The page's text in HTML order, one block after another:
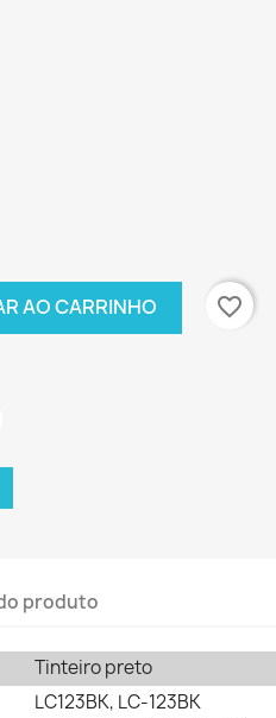
AO CARRINHO favorite_border
produto
Tinteiro preto
LC123BK, LC-123BK